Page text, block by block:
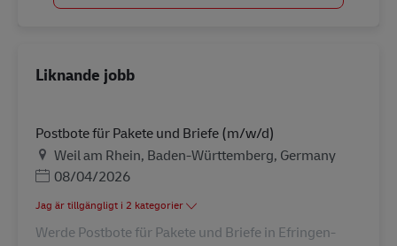
Liknande jobb
Postbote für Pakete und Briefe (m/w/d)
PlatsWeil am Rhein, Baden-Württemberg, Germany
Posted Date
08/04/2026
Jag är tillgängligt i 2 kategorier
Werde Postbote für Pakete und Briefe in Efringen-